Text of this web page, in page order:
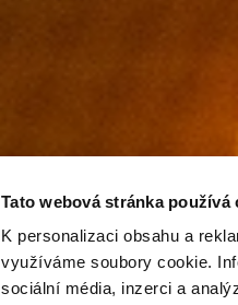
Tato webová stránka používá
K personalizaci obsahu a
využíváme soubory cookie.
sociální média, inzerci a